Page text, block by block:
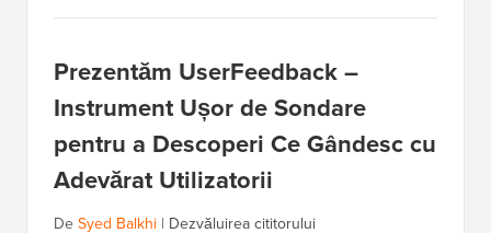
Prezentăm UserFeedback –
Instrument Ușor de Sondare
pentru a Descoperi Ce Gândesc cu
Adevărat Utilizatorii
De Syed Balkhi | Dezvăluirea cititorului